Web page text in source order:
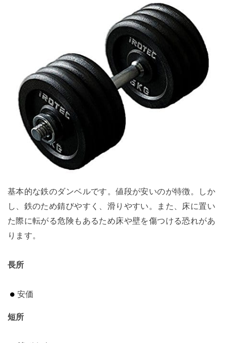
基本的な鉄のダンベルです。値段が安いのが特徴。しか
し、鉄のため錆びやすく、滑りやすい。また、床に置い
た際に転がる危険もあるため床や壁を傷つける恐れがあ
ります。
長所
安価
短所